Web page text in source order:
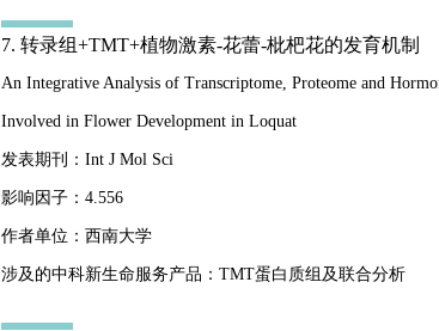
7. 转录组+TMT+植物激素-花蕾-枇杷花的发育机制
An Integrative Analysis of Transcriptome, Proteome and
Involved in Flower Development in Loquat
发表期刊：Int J Mol Sci
影响因子：4.556
作者单位：西南大学
涉及的中科新生命服务产品：TMT蛋白质组及联合分析